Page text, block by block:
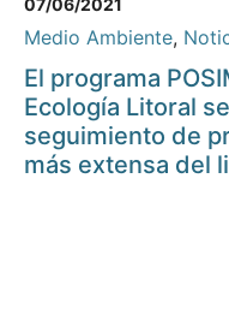
07/06/2021
Medio Ambiente,
El programa
Ecología Litoral
seguimiento de
más extensa del